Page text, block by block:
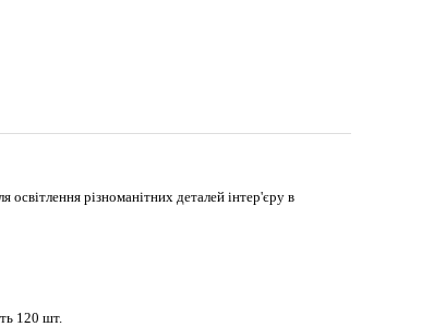
освітлення різноманітних деталей інтер'єру в
120 шт.